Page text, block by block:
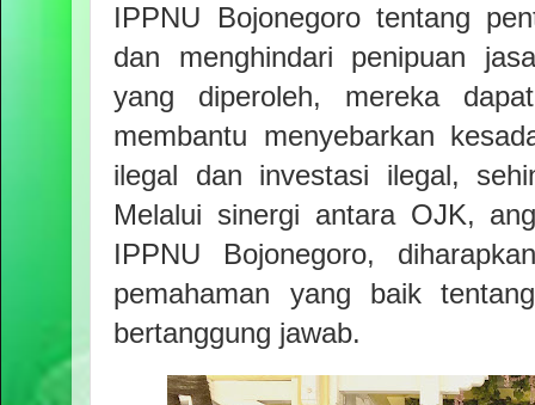
IPPNU Bojonegoro tentang
dan menghindari penipuan
yang diperoleh, mereka
membantu menyebarkan
ilegal dan investasi ilegal,
Melalui sinergi antara OJK,
IPPNU Bojonegoro,
pemahaman yang baik
bertanggung jawab.